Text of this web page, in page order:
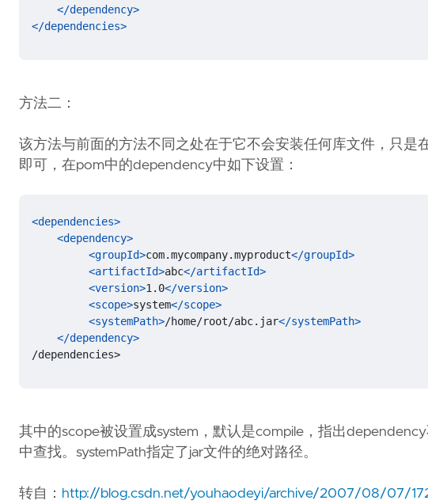
</dependency>
</dependencies>
方法二：
该方法与前面的方法不同之处在于它不会安装任何库文件，只是
即可，在pom中的dependency中如下设置：
<dependencies>
<dependency>
<groupId>com.mycompany.myproduct</groupId>
<artifactId>abc</artifactId>
<version>1.0</version>
<scope>system</scope>
<systemPath>/home/root/abc.jar</systemPath>
</dependency>
/dependencies>
其中的scope被设置成system，默认是compile，指出
中查找。systemPath指定了jar文件的绝对路径。
转自： http://blog.csdn.net/youhaodeyi/archive/2007/08/07/